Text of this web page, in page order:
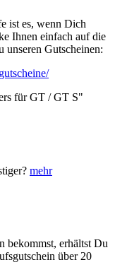
ist es, wenn Dich
Ihnen einfach auf die
unseren Gutscheinen:
für GT / GT S"
mehr
bekommst, erhältst Du
über 20